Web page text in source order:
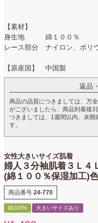
【素材】
身生地 綿１００％
レース部分 ナイロン、ポリ
【原産国】 中国製
返品
商品の品質につきましては、万
がございましたら、商品到着後
つきましては、1週間以内、未
す。
女性大きいサイズ肌着
婦人３分袖肌着３Ｌ４
(綿１００％保湿加工)
商品番号 24-770
綿100% 大きいサイズあり